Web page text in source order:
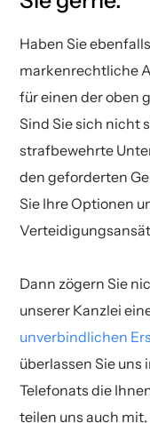
Haben Sie
markenrechtliche
für einen der oben
Sind Sie sich nicht
strafbewehrte
den geforderten
Sie Ihre Optionen
Dann zögern Sie
unserer Kanzlei
unverbindlichen
überlassen Sie
Telefonats die
teilen uns auch